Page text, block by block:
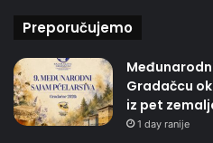
Preporučujemo
Gradačcu
iz pet
1 day ranije